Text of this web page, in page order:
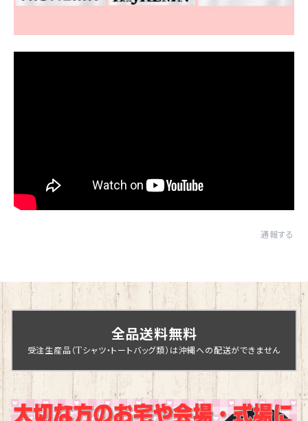
通報する
全品送料無料
受注生産品（Tシャツ・トートバッグ類）は沖縄への配送ができません